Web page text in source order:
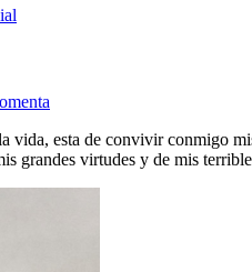
vida, esta de convivir conmigo
grandes virtudes y de mis